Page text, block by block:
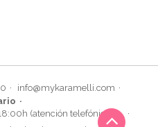
info@mykaramelli.com
(atención telefónica)